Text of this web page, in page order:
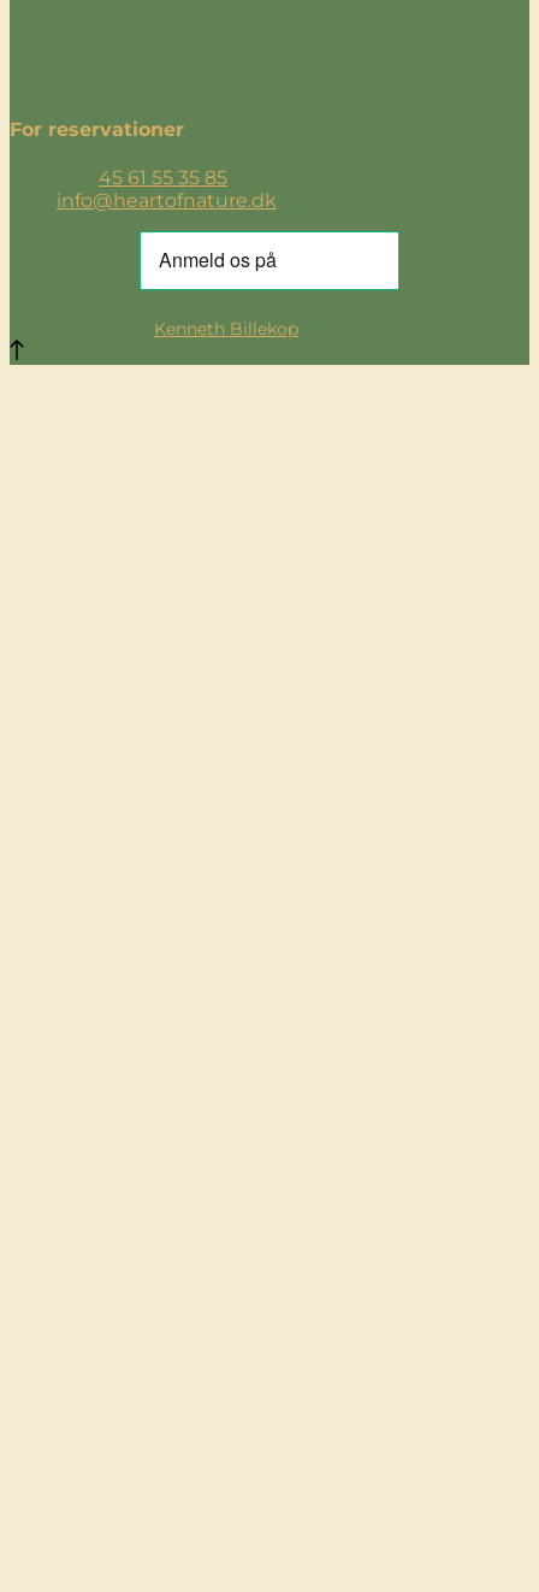
For reservationer
45 61 55 35 85
info@heartofnature.dk
Kenneth Billekop